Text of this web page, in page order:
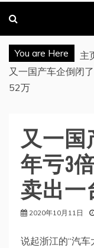
You are Here 主
又一国产车企倒闭
52万
又一国
年亏3
卖出一
2020年10月11日
说起浙江的“汽